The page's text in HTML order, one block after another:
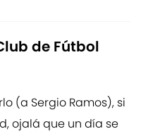
de Fútbol
(a Sergio Ramos), si
ojalá que un día se